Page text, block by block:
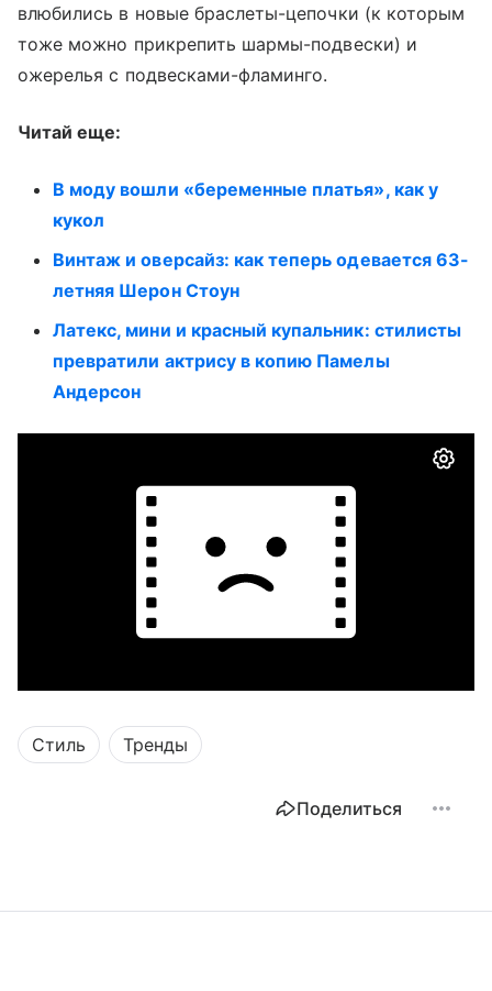
влюбились в новые браслеты-цепочки (к которым
тоже можно прикрепить шармы-подвески) и
ожерелья с подвесками-фламинго.
Читай еще:
В моду вошли «беременные платья», как у
кукол
Винтаж и оверсайз: как теперь одевается 63-
летняя Шерон Стоун
Латекс, мини и красный купальник: стилисты
превратили актрису в копию Памелы
Андерсон
Стиль Тренды
Поделиться